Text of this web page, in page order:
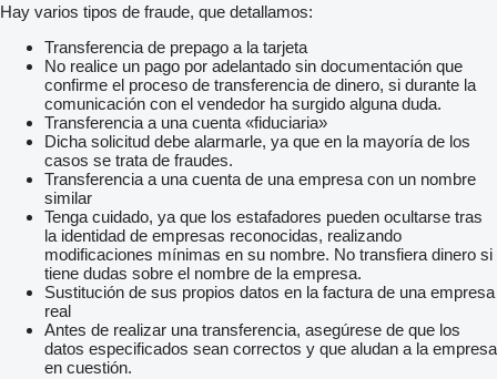
Hay varios tipos de fraude, que detallamos:
Transferencia de prepago a la tarjeta
No realice un pago por adelantado sin documentación que
confirme el proceso de transferencia de dinero, si durante la
comunicación con el vendedor ha surgido alguna duda.
Transferencia a una cuenta «fiduciaria»
Dicha solicitud debe alarmarle, ya que en la mayoría de los
casos se trata de fraudes.
Transferencia a una cuenta de una empresa con un nombre
similar
Tenga cuidado, ya que los estafadores pueden ocultarse tras
la identidad de empresas reconocidas, realizando
modificaciones mínimas en su nombre. No transfiera dinero si
tiene dudas sobre el nombre de la empresa.
Sustitución de sus propios datos en la factura de una empresa
real
Antes de realizar una transferencia, asegúrese de que los
datos especificados sean correctos y que aludan a la empresa
en cuestión.